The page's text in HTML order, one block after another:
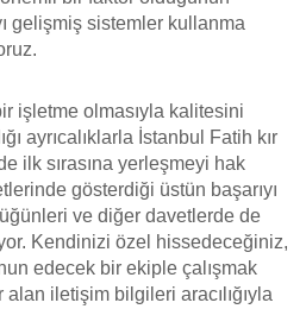
gelişmiş sistemler kullanma
işletme olmasıyla kalitesini
ayrıcalıklarla İstanbul Fatih kır
ilk sırasına yerleşmeyi hak
gösterdiği üstün başarıyı
ve diğer davetlerde de
Kendinizi özel hissedeceğiniz,
edecek bir ekiple çalışmak
iletişim bilgileri aracılığıyla